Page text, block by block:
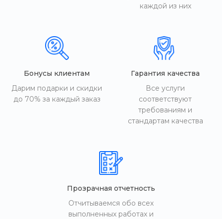
каждой из них
Бонусы клиентам
Дарим подарки и скидки
до 70% за каждый заказ
Гарантия качества
Все услуги
соответствуют
требованиям и
стандартам качества
Прозрачная отчетность
Отчитываемся обо всех
выполненных работах и